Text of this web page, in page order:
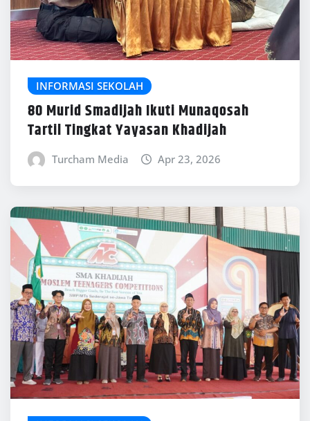
INFORMASI SEKOLAH
80 Murid Smadijah Ikuti Munaqosah
Tartil Tingkat Yayasan Khadijah
Turcham Media Apr 23, 2026